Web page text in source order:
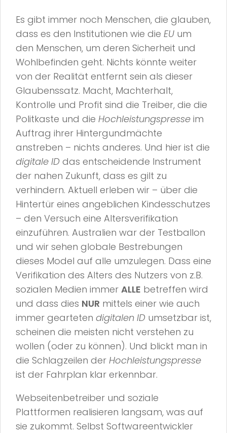
Es gibt immer noch Menschen, die glauben,
dass es den Institutionen wie die EU um
den Menschen, um deren Sicherheit und
Wohlbefinden geht. Nichts könnte weiter
von der Realität entfernt sein als dieser
Glaubenssatz. Macht, Machterhalt,
Kontrolle und Profit sind die Treiber, die die
Politkaste und die Hochleistungspresse im
Auftrag ihrer Hintergundmächte
anstreben – nichts anderes. Und hier ist die
digitale ID das entscheidende Instrument
der nahen Zukunft, dass es gilt zu
verhindern. Aktuell erleben wir – über die
Hintertür eines angeblichen Kindesschutzes
– den Versuch eine Altersverifikation
einzuführen. Australien war der Testballon
und wir sehen globale Bestrebungen
dieses Model auf alle umzulegen. Dass eine
Verifikation des Alters des Nutzers von z.B.
sozialen Medien immer ALLE betreffen wird
und dass dies NUR mittels einer wie auch
immer gearteten digitalen ID umsetzbar ist,
scheinen die meisten nicht verstehen zu
wollen (oder zu können). Und blickt man in
die Schlagzeilen der Hochleistungspresse
ist der Fahrplan klar erkennbar.
Webseitenbetreiber und soziale
Plattformen realisieren langsam, was auf
sie zukommt. Selbst Softwareentwickler